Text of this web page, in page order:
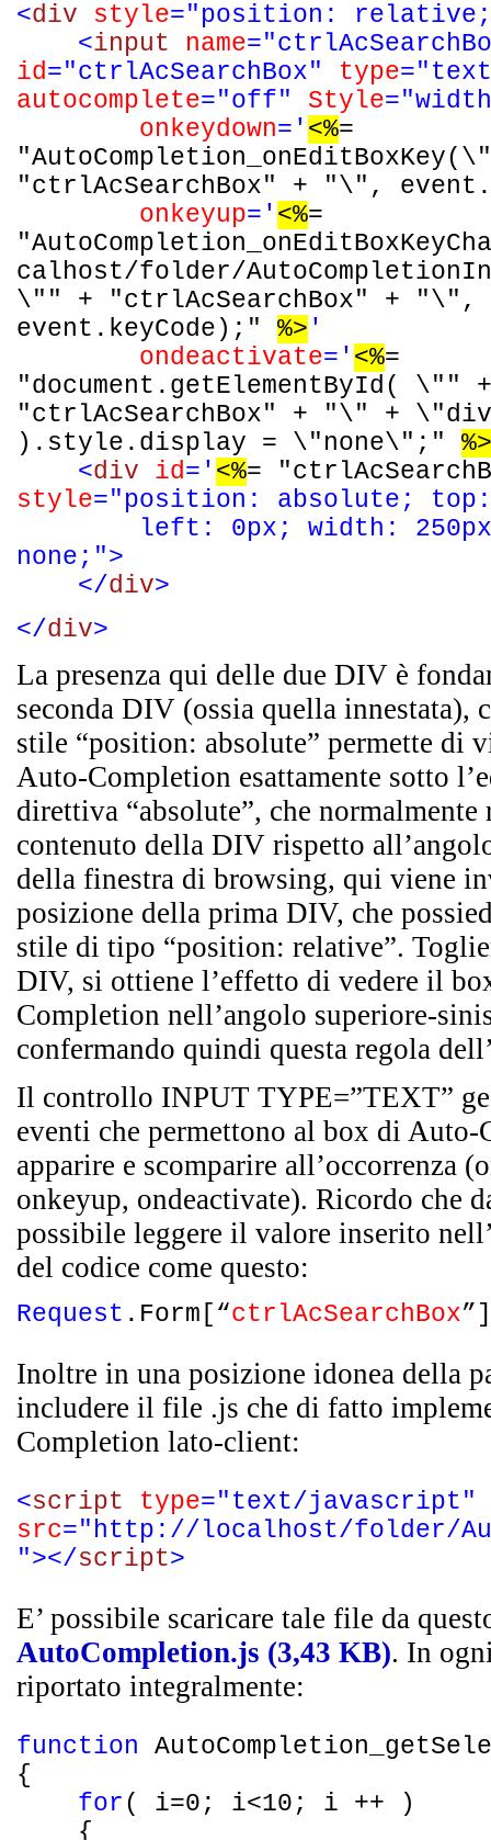
<div style="position:
<input name
id="ctrlAcSearchBox" type
autocomplete="off" Style
onkeydown=' <%=
"ctrlAcSearchBox" + "\",
onkeyup=' <%=
calhost/folder/
\"" + "ctrlAcSearchBox" + "\",
event.keyCode);" %> '
ondeactivate=' <%=
"document.getElementById( \"" +
"ctrlAcSearchBox" + "\" +
).style.display = \"none\";" %>
<div id=' <%=
style="position: absolute;
left: 0px; width:
none;">
</div>
</div>
La presenza qui delle due DIV è
seconda DIV (ossia quella innestata),
stile “position: absolute” permette di
Auto-Completion esattamente sotto
direttiva “absolute”, che normalmente
contenuto della DIV rispetto
della finestra di browsing, qui viene
posizione della prima DIV, che
stile di tipo “position: relative”.
DIV, si ottiene l’effetto di vedere il
Completion nell’angolo superiore-
confermando quindi questa regola
Il controllo INPUT TYPE=”TEXT”
eventi che permettono al box di
apparire e scomparire all’occorrenza
onkeyup, ondeactivate). Ricordo che
possibile leggere il valore inserito
del codice come questo:
Request .Form[“ctrlAcSearchBox”]
Inoltre in una posizione idonea della
includere il file .js che di fatto
Completion lato-client:
<script type="text/javascript"
src="http://localhost/folder/
"></script>
E’ possibile scaricare tale file da
AutoCompletion.js (3,43 KB). In
riportato integralmente:
function
{
for( i=0; i<10; i ++ )
{